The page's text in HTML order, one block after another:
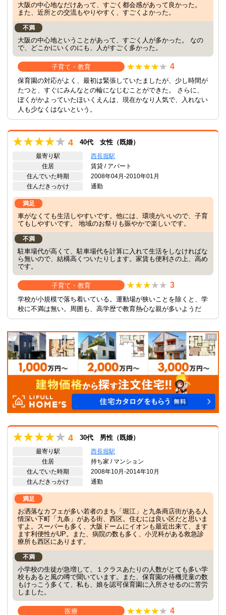
大阪の中心地なだけあって、すごく都会感があって良かった。
また、近所との交流もやりやすく、すごくよかった。
不満
大阪の中心地ということがあって、すごく人が多かった。 なの
で、どこかにいくのにも、人がすごく多かった。
子育て・教育 4
保育園の対応がよく、最初は緊張していたましたが、少し時間が
たつと、すぐにみんなとの輪になじむことができた。 さらに、
ぼくがかよっていたほいくえんは、現在かなり人気で、入れない
人も少なくはないという。
4 40代 女性（既婚）
最寄り駅
西長堀駅
住居
賃貸 / アパート
住んでいた時期
2008年04月-2010年01月
住んだきっかけ
通勤
満足
車がなくても生活しやすいです。他には、環境がいいので、子育
てもしやすいです。 地域のお祭りも賑やかで楽しいです。
不満
駐車場代が高くて、駐車場代を計算に入れて生活をしなければな
ら無いので、結構高くついたりします。家賃も便利さの上、高め
です。
子育て・教育 3
学校が小規模で落ち着いている。運動場が狭いことを除くと、学
校に不満は無い。周囲も、高学歴で教育熱心な親が多いようだ
4 30代 男性（既婚）
最寄り駅
西長堀駅
住居
持ち家 / マンション
住んでいた時期
2008年10月-2014年10月
住んだきっかけ
通勤
満足
お洒落なカフェが多い若者のまち「堀江」と九条商店街がある人
情深い下町「九条」がある街、西区。住むには良い区だと思いま
すよ。スーパーも多く、大阪ドームにイオンも最近出来て、ます
ます利便性がUP。また、病院の数も多く、小児科がある救急診
療所も西区にあります。
不満
小学校の生徒が急増して、１クラスあたりの人数がとても多い学
校もあると風の噂で聞いています。また、保育園の待機児童の数
もけっこう多くて、私も、娘を認可保育園に入所させるのに苦労
しました。
医療 4